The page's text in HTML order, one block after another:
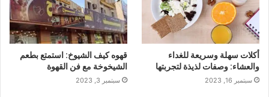
أكلات سهلة وسريعة للغداء
والعشاء: وصفات لذيذة لتجربتها
سبتمبر 16, 2023
قهوه كيف الشيوخ: استمتع بطعم
الشيخوخة مع فن القهوة
سبتمبر 3, 2023